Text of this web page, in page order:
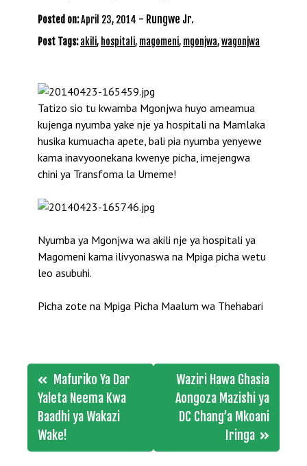
Posted on:April 23, 2014 - Rungwe Jr.
Post Tags:akili, hospitali, magomeni, mgonjwa,wagonjwa
Tatizo sio tu kwamba Mgonjwa huyo ameamua
kujenga nyumba yake nje ya hospitali na Mamlaka
husika kumuacha apete, bali pia nyumba yenyewe
kama inavyoonekana kwenye picha, imejengwa
chini ya Transfoma la Umeme!
Nyumba ya Mgonjwa wa akili nje ya hospitali ya
Magomeni kama ilivyonaswa na Mpiga picha wetu
leo asubuhi.
Picha zote na Mpiga Picha Maalum wa Thehabari
Post
navigation
Mafuriko Ya Dar
Yaleta Neema Kwa
Baadhi ya Wakazi
Wake!
Waziri Hawa Ghasia
Aongoza Mazishi ya
DC Chang’a Mkoani
Iringa